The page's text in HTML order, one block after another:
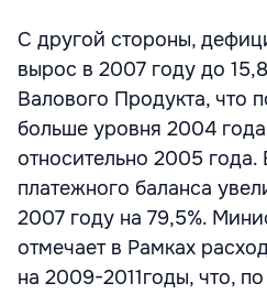
С другой стороны,
вырос в 2007 году до
Валового Продукта, что
больше уровня 2004
относительно 2005
платежного баланса
2007 году на 79,5%.
отмечает в Рамках
на 2009-2011годы, что,